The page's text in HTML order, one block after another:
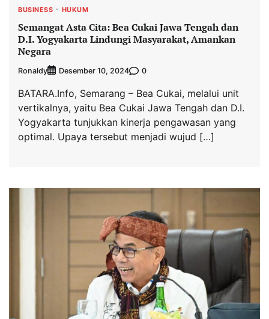
BUSINESS HUKUM
Semangat Asta Cita: Bea Cukai Jawa Tengah dan
D.I. Yogyakarta Lindungi Masyarakat, Amankan
Negara
Ronaldy Desember 10, 2024 0
BATARA.Info, Semarang – Bea Cukai, melalui unit
vertikalnya, yaitu Bea Cukai Jawa Tengah dan D.I.
Yogyakarta tunjukkan kinerja pengawasan yang
optimal. Upaya tersebut menjadi wujud […]